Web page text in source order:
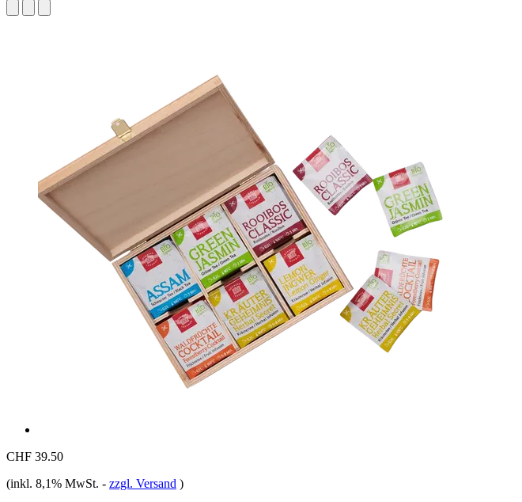
CHF 39.50
(inkl. 8,1% MwSt. - zzgl. Versand )